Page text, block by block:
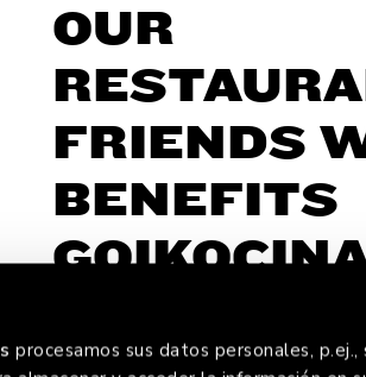
procesamos sus datos personales, p.ej.,
OUR
FRIENDS
BENEFITS